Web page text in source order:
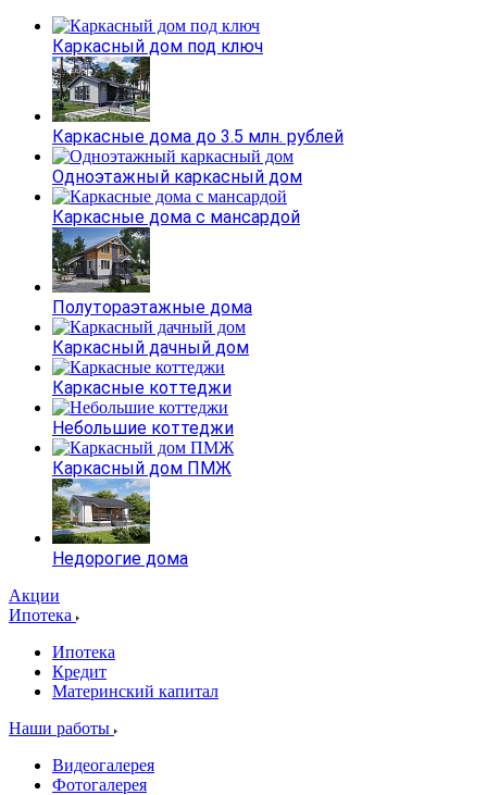
Каркасный дом под ключ
Каркасные дома до 3.5 млн. рублей
Одноэтажный каркасный дом
Каркасные дома с мансардой
Полутораэтажные дома
Каркасный дачный дом
Каркасные коттеджи
Небольшие коттеджи
Каркасный дом ПМЖ
Недорогие дома
Акции
Ипотека
Ипотека
Кредит
Материнский капитал
Наши работы
Видеогалерея
Фотогалерея